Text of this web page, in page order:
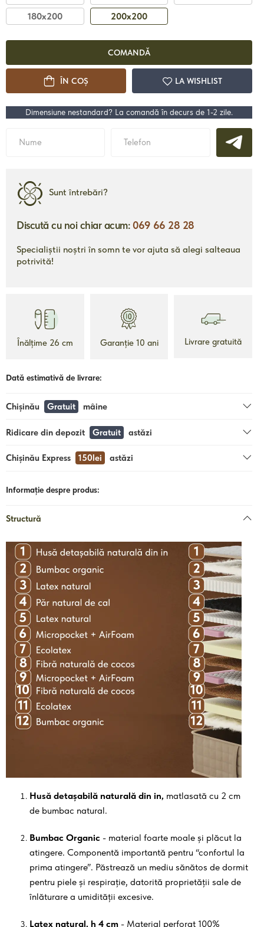
Detalii
Înălțime 5 cm
180x200
200x200
COMANDĂ
ÎN COȘ LA WISHLIST
Dimensiune nestandard? La comandă în decurs de 1-2 zile.
Sunt întrebări?
Discută cu noi chiar acum:069 66 28 28
Specialiștii noștri în somn te vor ajuta să alegi salteaua
potrivită!
Înălțime 26 cm Garanție 10 ani Livrare gratuită
Dată estimativă de livrare:
Chișinău Gratuit mâine
Ridicare din depozit Gratuit astăzi
Chișinău Express 150lei astăzi
Informație despre produs:
Structură
Husă detașabilă naturală din in, matlasată cu 2 cm
de bumbac natural.
Bumbac Organic - material foarte moale și plăcut la
atingere. Componentă importantă pentru “confortul la
prima atingere”. Păstrează un mediu sănătos de dormit
pentru piele și respirație, datorită proprietății sale de
înlăturare a umidității excesive.
Latex natural, h 4 cm - Material perforat 100%